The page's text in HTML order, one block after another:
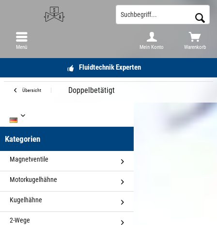
Fluidtechnik Experten
Warenkorb
Mein Konto
Menü
Übersicht Doppelbetätigt
Kategorien
Magnetventile
Motorkugelhähne
Kugelhähne
2-Wege